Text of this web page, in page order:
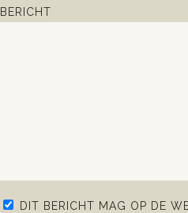
BERICHT
DIT BERICHT MAG OP DE